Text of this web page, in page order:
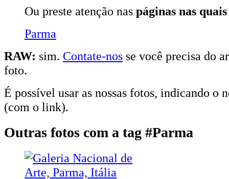
Ou preste atenção nas páginas nas
Parma
RAW: sim. Contate-nos se você precisa do
foto.
É possível usar as nossas fotos, indicando o
(com o link).
Outras fotos com a tag #Parma